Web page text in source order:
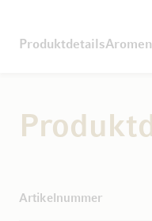
Produktdetails
Artikelnummer